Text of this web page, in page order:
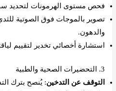
فحص مستوى الهرمونات لتحديد
تصوير بالموجات فوق الصوتية
والدهون.
استشارة أخصائي تخدير لتقييم
3. التحضيرات الصحية والطبية
التوقف عن التدخين: يُنصح بترك